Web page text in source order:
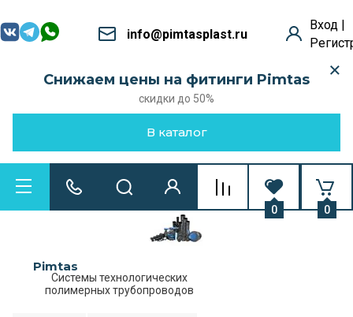
info@pimtasplast.ru
Вход |
Снижаем цены на фитинги Pimtas
скидки до 50%
В каталог
Pimtas
Системы технологических
полимерных трубопроводов
0 0